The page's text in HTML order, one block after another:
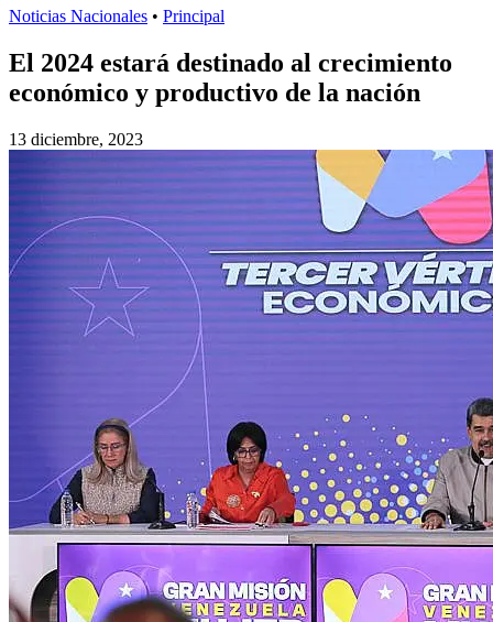
Noticias Nacionales • Principal
El 2024 estará destinado al crecimiento
económico y productivo de la nación
13 diciembre, 2023